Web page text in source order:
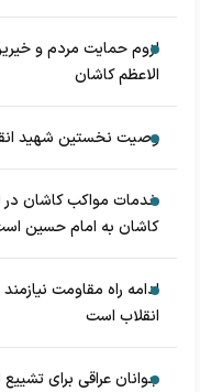
لزوم حمایت مردم و
الاعظم کاشان
وصیت نخستین شهید
خدمات مواکب کاشان در
کاشان به امام حسین
ادامه راه مقاومت
انقلاب است
جوانان عراقی برای